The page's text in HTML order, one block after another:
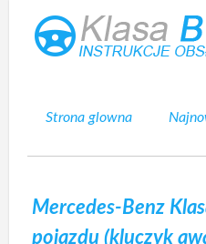
Strona glowna
Mercedes-Benz
pojazdu (kluczyk